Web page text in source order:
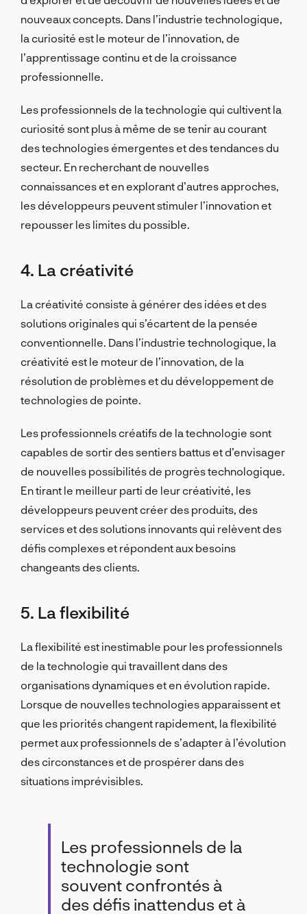
nouveaux concepts. Dans l’industrie technologique,
la curiosité est le moteur de l’innovation, de
l’apprentissage continu et de la croissance
professionnelle.
Les professionnels de la technologie qui cultivent la
curiosité sont plus à même de se tenir au courant
des technologies émergentes et des tendances du
secteur. En recherchant de nouvelles
connaissances et en explorant d’autres approches,
les développeurs peuvent stimuler l’innovation et
repousser les limites du possible.
4. La créativité
La créativité consiste à générer des idées et des
solutions originales qui s’écartent de la pensée
conventionnelle. Dans l’industrie technologique, la
créativité est le moteur de l’innovation, de la
résolution de problèmes et du développement de
technologies de pointe.
Les professionnels créatifs de la technologie sont
capables de sortir des sentiers battus et d’envisager
de nouvelles possibilités de progrès technologique.
En tirant le meilleur parti de leur créativité, les
développeurs peuvent créer des produits, des
services et des solutions innovants qui relèvent des
défis complexes et répondent aux besoins
changeants des clients.
5. La flexibilité
La flexibilité est inestimable pour les professionnels
de la technologie qui travaillent dans des
organisations dynamiques et en évolution rapide.
Lorsque de nouvelles technologies apparaissent et
que les priorités changent rapidement, la flexibilité
permet aux professionnels de s’adapter à l’évolution
des circonstances et de prospérer dans des
situations imprévisibles.
Les professionnels de la
technologie sont
souvent confrontés à
des défis inattendus et à